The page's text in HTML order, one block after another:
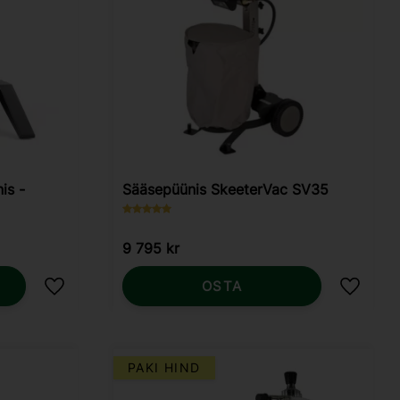
-
Lisa lemmikutesse
Sääsepüünis SkeeterVac SV35
9 795 kr
Lisa
OSTA
PAKI HIND